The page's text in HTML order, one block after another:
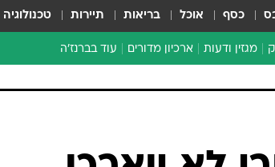
כסף אוכל בריאות תיירות טכנולוגיה
מגזין ודעות ארכיון מדורים עוד בברנז'ה